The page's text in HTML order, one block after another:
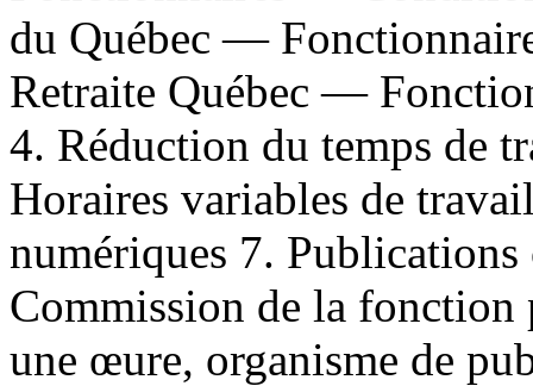
du Québec —
Retraite Québec —
4. Réduction du temps de
Horaires variables de
numériques 7.
Commission de la fonction
une œure, organisme de